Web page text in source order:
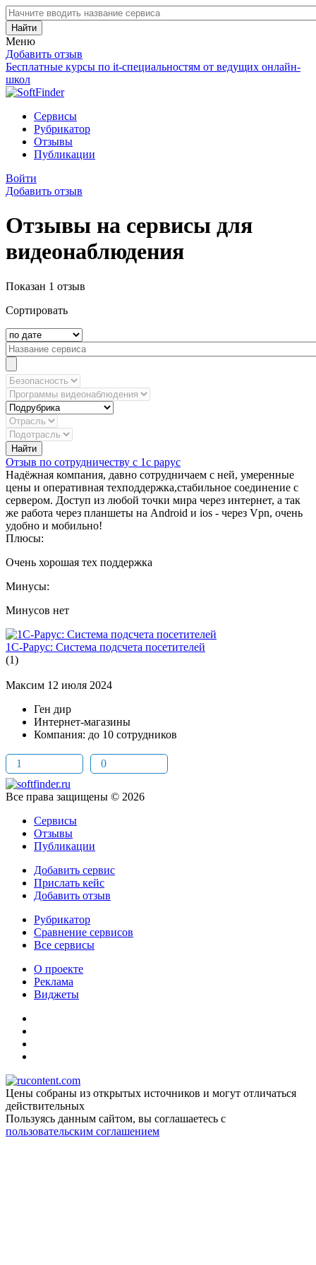
Найти
Меню
Добавить отзыв
Бесплатные курсы по it-специальностям от ведущих онлайн-
школ
Сервисы
Рубрикатор
Отзывы
Публикации
Войти
Добавить отзыв
Отзывы на сервисы для
видеонаблюдения
Показан 1 отзыв
Сортировать
Отзыв по сотрудничеству с 1с рарус
Надёжная компания, давно сотрудничаем с ней, умеренные
цены и оперативная техподдержка,стабильное соединение с
сервером. Доступ из любой точки мира через интернет, а так
же работа через планшеты на Android и ios - через Vpn, очень
удобно и мобильно!
Плюсы:
Очень хорошая тех поддержка
Минусы:
Минусов нет
1С-Рарус: Система подсчета посетителей
(1)
Максим 12 июля 2024
Ген дир
Интернет-магазины
Компания: до 10 сотрудников
1 0
Все права защищены © 2026
Сервисы
Отзывы
Публикации
Добавить сервис
Прислать кейс
Добавить отзыв
Рубрикатор
Сравнение сервисов
Все сервисы
О проекте
Реклама
Виджеты
Цены собраны из открытых источников и могут отличаться
действительных
Пользуясь данным сайтом, вы соглашаетесь c
пользовательским соглашением